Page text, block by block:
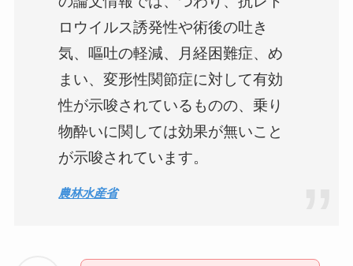
ロウイルス誘発性や術後の吐き
気、嘔吐の軽減、月経困難症、め
まい、変形性関節症に対して有効
性が示唆されているものの、乗り
物酔いに関しては効果が無いこと
が示唆されています。
農林水産省